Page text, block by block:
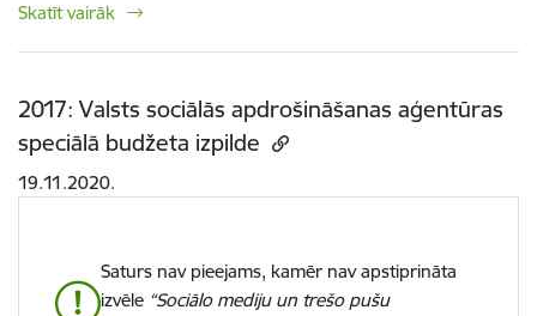
Skatīt vairāk
2017: Valsts sociālās apdrošināšanas aģentūras
speciālā budžeta izpilde
19.11.2020.
Saturs nav pieejams, kamēr nav apstiprināta
izvēle “Sociālo mediju un trešo pušu